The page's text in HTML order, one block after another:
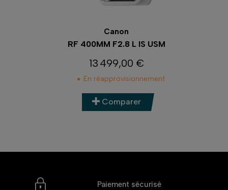
Canon
RF 400MM F2.8 L IS USM
Prix
13 499,00 €
En réapprovisionnement
Comparer
Paiement sécurisé